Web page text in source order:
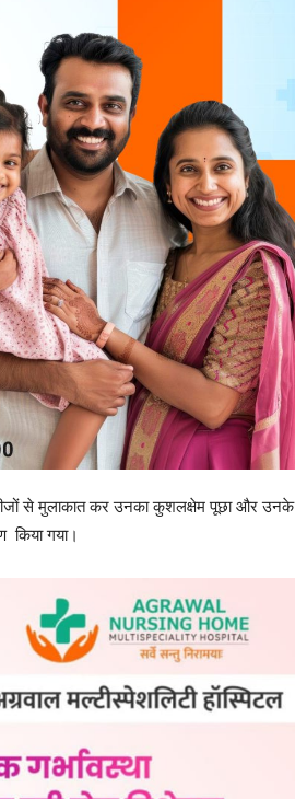
से मुलाकात कर उनका कुशलक्षेम पूछा और उनके
किया गया।